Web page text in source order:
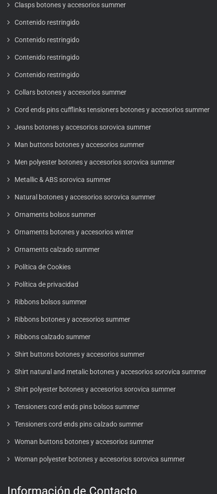
Clasps botones y accesorios summer
Contenido restringido
Contenido restringido
Contenido restringido
Contenido restringido
Collars botones y accesorios summer
Cord ends pins cufflinks tensioners botones y accesorios summer
Jeans botones y accesorios sorovica summer
Man buttons botones y accesorios summer
Men polyester botones y accesorios sorovica summer
Metallic & ABS sorovica summer
Natural botones y accesorios sorovica summer
Ornaments bolsos summer
Ornaments botones y accesorios winter
Ornaments calzado summer
Política de Cookies
Política de privacidad
Ribbons bolsos summer
Ribbons botones y accesorios summer
Ribbons calzado summer
Shirt buttons botones y accesorios summer
Shirt natural and metalic botones y accesorios sorovica summer
Shirt polyester botones y accesorios sorovica summer
Tensioners cord ends pins bolsos summer
Tensioners cord ends pins calzado summer
Woman buttons botones y accesorios summer
Woman polyester botones y accesorios sorovica summer
Información de Contacto